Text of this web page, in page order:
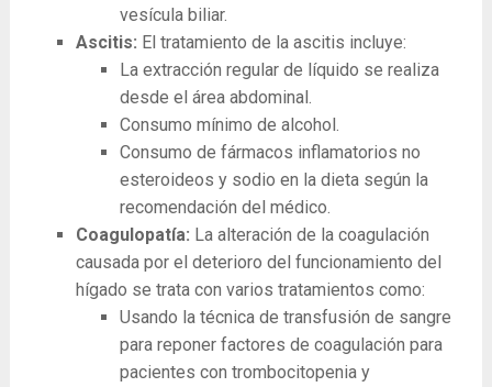
vesícula biliar.
Ascitis: El tratamiento de la ascitis incluye:
La extracción regular de líquido se realiza
desde el área abdominal.
Consumo mínimo de alcohol.
Consumo de fármacos inflamatorios no
esteroideos y sodio en la dieta según la
recomendación del médico.
Coagulopatía: La alteración de la coagulación
causada por el deterioro del funcionamiento del
hígado se trata con varios tratamientos como:
Usando la técnica de transfusión de sangre
para reponer factores de coagulación para
pacientes con trombocitopenia y